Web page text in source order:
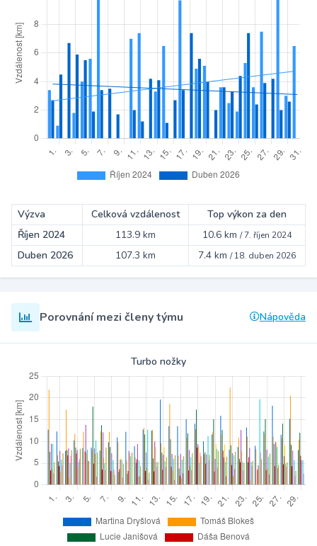
Výzva Celková vzdálenost
Top výkon za den
Říjen 2024
113.9 km 10.6 km /7. říjen 2024
Duben 2026 107.3 km 7.4 km /18. duben 2026
Porovnání mezi členy týmu Nápověda
Turbo nožky